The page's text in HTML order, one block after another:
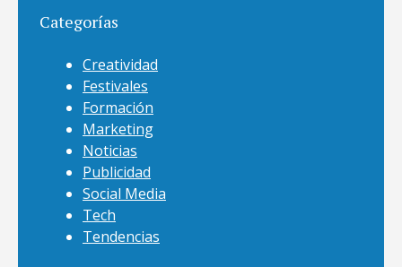
Categorías
Creatividad
Festivales
Formación
Marketing
Noticias
Publicidad
Social Media
Tech
Tendencias